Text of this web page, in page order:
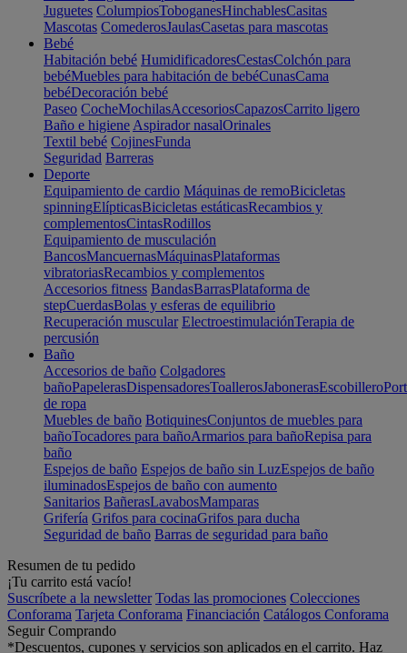
Juguetes ColumpiosToboganesHinchablesCasitas
Mascotas ComederosJaulasCasetas para mascotas
Bebé
Habitación bebé HumidificadoresCestasColchón para
bebéMuebles para habitación de bebéCunasCama
bebéDecoración bebé
Paseo CocheMochilasAccesoriosCapazosCarrito ligero
Baño e higiene Aspirador nasalOrinales
Textil bebé CojinesFunda
Seguridad Barreras
Deporte
Equipamiento de cardio Máquinas de remoBicicletas
spinningElípticasBicicletas estáticasRecambios y
complementosCintasRodillos
Equipamiento de musculación
BancosMancuernasMáquinasPlataformas
vibratoriasRecambios y complementos
Accesorios fitness BandasBarrasPlataforma de
stepCuerdasBolas y esferas de equilibrio
Recuperación muscular ElectroestimulaciónTerapia de
percusión
Baño
Accesorios de baño Colgadores
bañoPapelerasDispensadoresToallerosJabonerasEscobillero
de ropa
Muebles de baño BotiquinesConjuntos de muebles para
bañoTocadores para bañoArmarios para bañoRepisa para
baño
Espejos de baño Espejos de baño sin LuzEspejos de baño
iluminadosEspejos de baño con aumento
Sanitarios BañerasLavabosMamparas
Grifería Grifos para cocinaGrifos para ducha
Seguridad de baño Barras de seguridad para baño
Resumen de tu pedido
¡Tu carrito está vacío!
Suscríbete a la newsletter Todas las promociones Colecciones
Conforama Tarjeta Conforama Financiación Catálogos Conforama
Seguir Comprando
*Descuentos, cupones y servicios son aplicados en el carrito. Haz